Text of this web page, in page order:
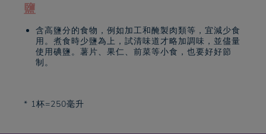
鹽
含高鹽分的食物，例如加工和醃製肉類等，宜減少食
用。煮食時少鹽為上，試清味道才略加調味，並儘量
使用碘鹽。薯片、果仁、前菜等小食，也要好好節
制。
* 1杯=250毫升